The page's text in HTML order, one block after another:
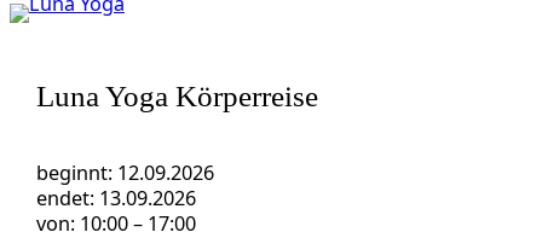
Luna Yoga Körperreise
beginnt: 12.09.2026
endet: 13.09.2026
von: 10:00– 17:00